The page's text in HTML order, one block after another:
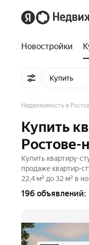
Новостройки
Купить
Недвижимость в
Купить
Ростове-
Купить квартиру-
продаже квартир-
22,4 м² до 32 м² в
196 объявлений: